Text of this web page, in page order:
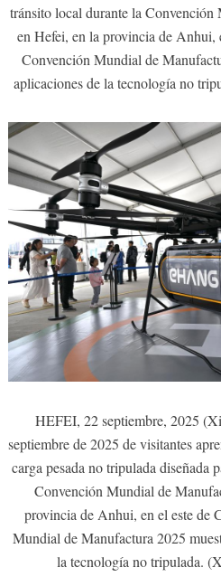
tránsito local durante la
en Hefei, en la provincia de Anhui,
Convención Mundial de
aplicaciones de la tecnología no
HEFEI, 22 septiembre, 2025
septiembre de 2025 de visitantes
carga pesada no tripulada diseñada
Convención Mundial de
provincia de Anhui, en el este de
Mundial de Manufactura 2025
la tecnología no tripulada.